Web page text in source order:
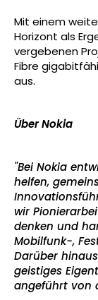
Mit einem
Horizont als
vergebenen
Fibre
aus.
Über Nokia
"Bei Nokia
helfen,
wir
denken und
Mobilfunk-,
Darüber
geistiges
angeführt von